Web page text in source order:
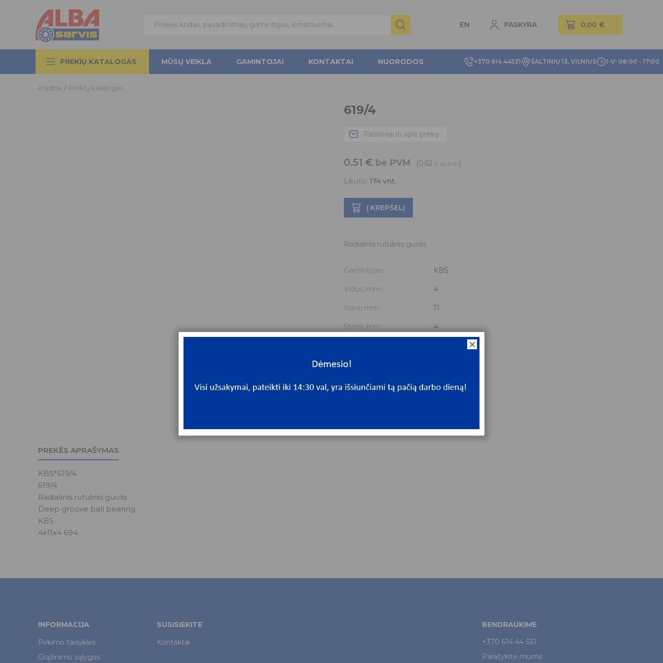
EN PASKYRA
+370 614 44531 ŠALTINIŲ 13, VILNIUS I-V: 08:00 - 17:00
PREKIŲ KATALOGAS MŪSŲ VEIKLA GAMINTOJAI KONTAKTAI NUORODOS
Pradžia / Prekių katalogas
619/4
Pasiteirauti apie prekę
0.51 € be PVM (0.62 € su PVM)
Likutis: 174 vnt.
Į KREPŠELĮ
Radialinis rutulinis guolis
Gamintojas KBS
Vidus, mm 4
Išorė, mm 11
Storis, mm 4
Mato vnt.
Yra sandėlyje Taip
PREKĖS APRAŠYMAS
KBS*619/4
619/4
Radialinis rutulinis guolis
Deep groove ball bearing
KBS
4x11x4 694
INFORMACIJA
Pirkimo taisyklės
Grąžinimo sąlygos
SUSISIEKITE
Kontaktai
BENDRAUKIME
+370 614 44 531
Parašykite mums